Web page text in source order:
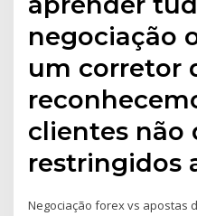
negociação
um corretor
clientes não
restringidos
Negociação forex vs apostas